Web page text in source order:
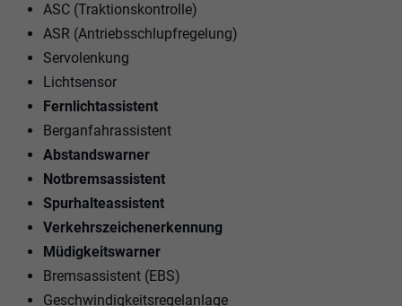
ASC (Traktionskontrolle)
ASR (Antriebsschlupfregelung)
Servolenkung
Lichtsensor
Fernlichtassistent
Berganfahrassistent
Abstandswarner
Notbremsassistent
Spurhalteassistent
Verkehrszeichenerkennung
Müdigkeitswarner
Bremsassistent (EBS)
Geschwindigkeitsregelanlage